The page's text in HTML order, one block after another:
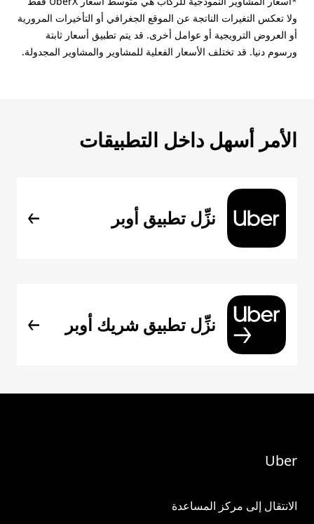
ولا تعكس التغيرات الناتجة عن الموقع الجغرافي أو التأخيرات المرورية
أو العروض الترويجية أو عوامل أخرى. قد يتم تطبيق أسعار ثابتة
ورسوم دنيا. قد تختلف الأسعار الفعلية للمشاوير والمشاوير المجدولة.
الأمر أسهل داخل التطبيقات
نزِّل تطبيق أوبر
نزِّل تطبيق شريك أوبر
Uber
الانتقال إلى مركز المساعدة